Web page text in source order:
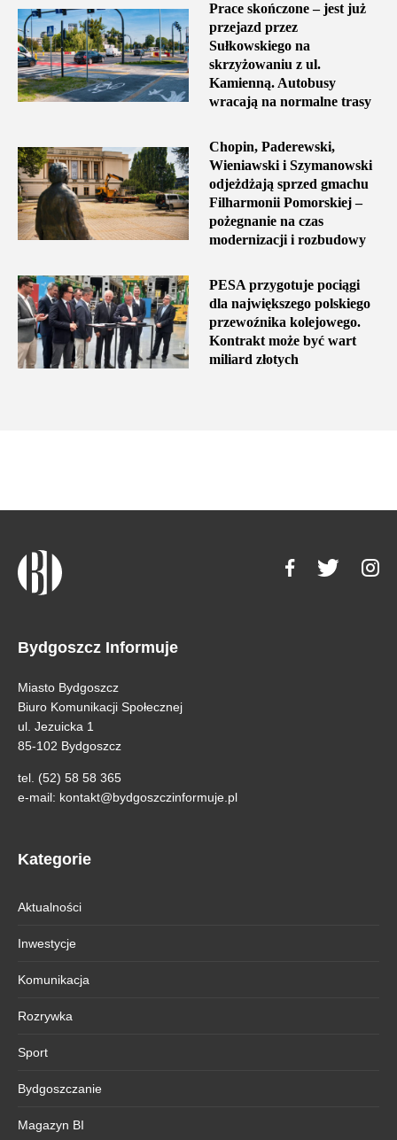
Prace skończone – jest już
przejazd przez
Sułkowskiego na
skrzyżowaniu z ul.
Kamienną. Autobusy
wracają na normalne trasy
Chopin, Paderewski,
Wieniawski i Szymanowski
odjeżdżają sprzed gmachu
Filharmonii Pomorskiej –
pożegnanie na czas
modernizacji i rozbudowy
PESA przygotuje pociągi
dla największego polskiego
przewoźnika kolejowego.
Kontrakt może być wart
miliard złotych
Bydgoszcz Informuje
Miasto Bydgoszcz
Biuro Komunikacji Społecznej
ul. Jezuicka 1
85-102 Bydgoszcz
tel. (52) 58 58 365
e-mail: kontakt@bydgoszczinformuje.pl
Kategorie
Aktualności
Inwestycje
Komunikacja
Rozrywka
Sport
Bydgoszczanie
Magazyn BI